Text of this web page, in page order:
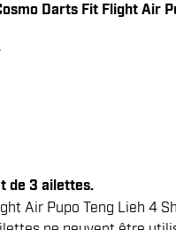
Darts Fit Flight Air
de 3 ailettes.
Air Pupo Teng Lieh 4